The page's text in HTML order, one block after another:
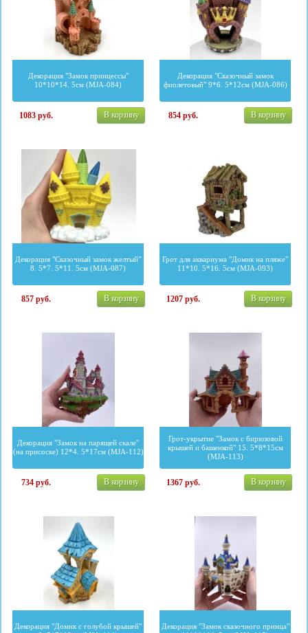
Декорация "Замок принцессы"
10*10*14. 5см (MJA-084)
1083руб. В корзину
Декорация "Сказочный замок
фиолетовый" 9*6. 5*12см (MJA-086)
854руб. В корзину
Декорация "Сказочный замок желтый"
8. 5*7. 5*11. 5см (MJA-087)
857руб. В корзину
Грот для аквариума "Домик на пляже"
11*10. 5*16. 5см (MJA-093)
1207руб. В корзину
Декорация "Замок на парящей скале"
(на присоске) 12*4. 5*17см (MJA-112)
734руб. В корзину
Грот-укрытие "Замок с бирюзовой
крышей и башенкой" 15. 5*8*15см
(MJA-113)
1367руб. В корзину
Декорация "Домик с голубой крышей"
Декорация "Замок сказочного принца"